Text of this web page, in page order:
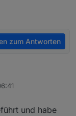
zum Antworten
und habe